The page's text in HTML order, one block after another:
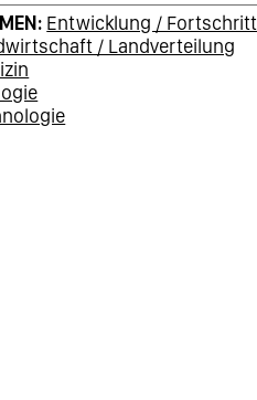
Entwicklung / Fortschritt
/ Landverteilung